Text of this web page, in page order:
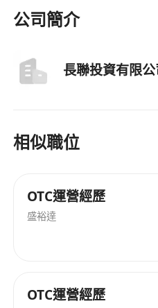
能力者優先。
5.⁠ ⁠具備較強的跨部門協作
6.⁠ ⁠對數字資產行業合規
本理解者優先。
8.⁠ ⁠具備成熟的責任心、抗
優先考慮
•⁠ ⁠有 Web3、數字資產、
•⁠ ⁠具備創業公司或業務初
公司簡介
長聯投資有限公
相似職位
OTC運營經歷
盛裕達
OTC運營經歷